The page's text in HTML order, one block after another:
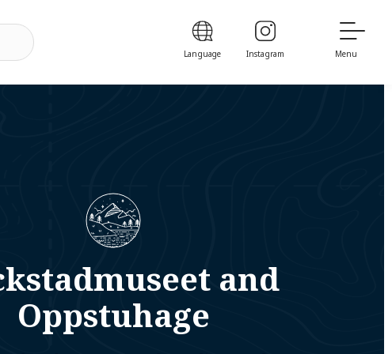
Language Instagram Menu
and
Oppstuhage